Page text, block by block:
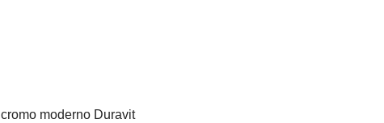
moderno Duravit